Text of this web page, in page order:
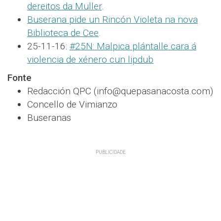
dereitos da Muller.
Buserana pide un Rincón Violeta na nova
Biblioteca de Cee.
25-11-16: #25N: Malpica plántalle cara á
violencia de xénero cun lipdub
Fonte
Redacción QPC (info@quepasanacosta.com)
Concello de Vimianzo
Buseranas